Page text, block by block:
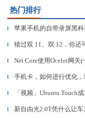
热门排行
▎ 苹果手机的自带录屏黑
▎ 错过双 11、双 12，你还
▎ Net Core使用Ocelot网关(
▎ 手机卡，如何进行优化
▎ 「视频」Ubuntu Touch
▎ 新自由光2.0T凭什么让